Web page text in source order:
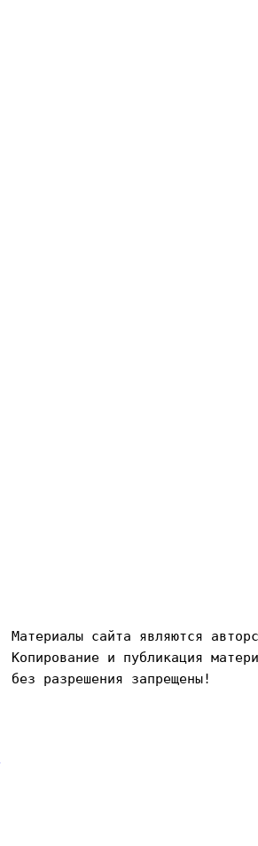
Материалы сайта являются
Копирование и публикация
без разрешения запрещены!